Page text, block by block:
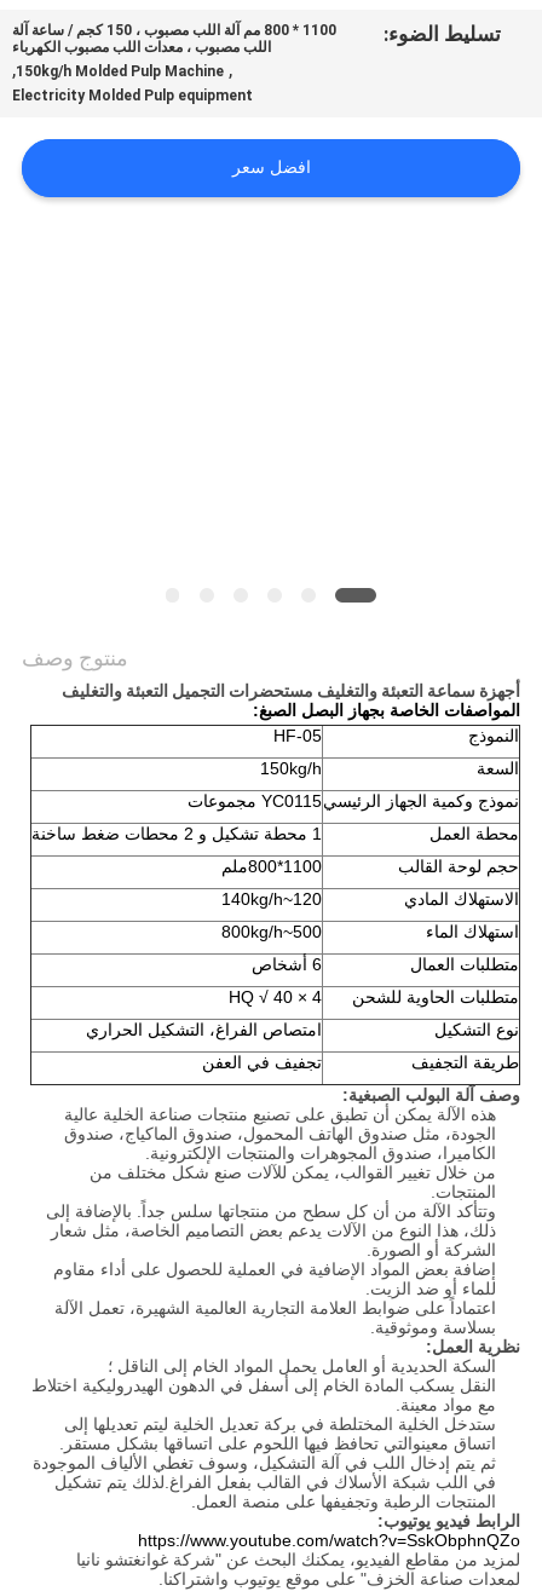
المعمل
الجودة
تسليط الضوء:
1100 * 800 مم آلة اللب مصبوب ، 150 كجم / ساعة آلة
اللب مصبوب ، معدات اللب مصبوب الكهرباء
,
150kg/h Molded Pulp Machine
,
Electricity Molded Pulp equipment
افضل سعر
منتوج وصف
أجهزة سماعة التعبئة والتغليف مستحضرات التجميل التعبئة والتغليف
المواصفات الخاصة بجهاز البصل الصبغ:
النموذج
HF-05
السعة
150kg/h
نموذج وكمية الجهاز الرئيسيYC0115 مجموعات
محطة العمل
1 محطة تشكيل و 2 محطات ضغط ساخنة
حجم لوحة القالب
1100*800ملم
الاستهلاك المادي
120~140kg/h
استهلاك الماء
500~800kg/h
متطلبات العمال
6 أشخاص
متطلبات الحاوية للشحن
4 × 40 √ HQ
نوع التشكيل
امتصاص الفراغ، التشكيل الحراري
طريقة التجفيف
تجفيف في العفن
وصف آلة البولب الصبغية:
هذه الآلة يمكن أن تطبق على تصنيع منتجات صناعة الخلية عالية
الجودة، مثل صندوق الهاتف المحمول، صندوق الماكياج، صندوق
الكاميرا، صندوق المجوهرات والمنتجات الإلكترونية.
من خلال تغيير القوالب، يمكن للآلات صنع شكل مختلف من
المنتجات.
وتتأكد الآلة من أن كل سطح من منتجاتها سلس جداً. بالإضافة إلى
ذلك، هذا النوع من الآلات يدعم بعض التصاميم الخاصة، مثل شعار
الشركة أو الصورة.
إضافة بعض المواد الإضافية في العملية للحصول على أداء مقاوم
للماء أو ضد الزيت.
اعتماداً على ضوابط العلامة التجارية العالمية الشهيرة، تعمل الآلة
بسلاسة وموثوقية.
نظرية العمل:
السكة الحديدية أو العامل يحمل المواد الخام إلى الناقل ؛
النقل يسكب المادة الخام إلى أسفل في الدهون الهيدروليكية اختلاط
مع مواد معينة.
ستدخل الخلية المختلطة في بركة تعديل الخلية ليتم تعديلها إلى
اتساق معينوالتي تحافظ فيها اللحوم على اتساقها بشكل مستقر.
ثم يتم إدخال اللب في آلة التشكيل، وسوف تغطي الألياف الموجودة
في اللب شبكة الأسلاك في القالب بفعل الفراغ.لذلك يتم تشكيل
المنتجات الرطبة وتجفيفها على منصة العمل.
الرابط فيديو يوتيوب:
https://www.youtube.com/watch?v=SskObphnQZo
لمزيد من مقاطع الفيديو، يمكنك البحث عن "شركة غوانغتشو نانيا
لمعدات صناعة الخزف" على موقع يوتيوب واشتراكنا.